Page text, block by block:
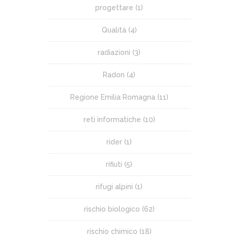
progettare (1)
Qualità (4)
radiazioni (3)
Radon (4)
Regione Emilia Romagna (11)
reti informatiche (10)
rider (1)
rifiuti (5)
rifugi alpini (1)
rischio biologico (62)
rischio chimico (18)